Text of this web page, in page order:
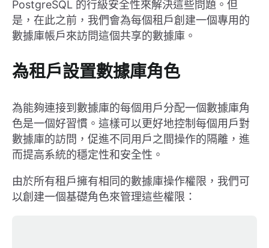
PostgreSQL 的行級安全性來解決這些問題。但
是，在此之前，我們會為每個租戶創建一個專用的
數據庫帳戶來訪問這個共享的數據庫。
為租戶設置數據庫角色
為能夠連接到數據庫的每個用戶分配一個數據庫角
色是一個好習慣。這樣可以更好地控制每個用戶對
數據庫的訪問，促進不同用戶之間操作的隔離，進
而提高系統的穩定性和安全性。
由於所有租戶擁有相同的數據庫操作權限，我們可
以創建一個基礎角色來管理這些權限：